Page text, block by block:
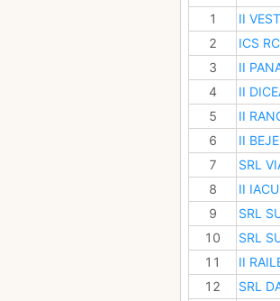
1
II
2
ICS
3
II
4
II
5
II
6
II
7
SRL
8
II
9
SRL
10
SRL
11
II
12
SRL